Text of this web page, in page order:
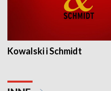
Kowalski i Schmidt